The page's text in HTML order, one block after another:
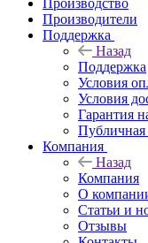
Производство
Производители
Поддержка
Назад
Поддержка
Условия
Условия
Гарантия
Публичная
Компания
Назад
Компания
О
Статьи и
Отзывы